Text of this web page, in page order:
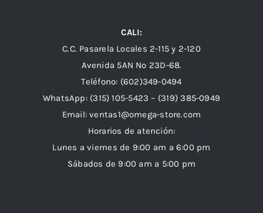
CALI:
C.C. Pasarela Locales 2-115 y 2-120
Avenida 5AN Nº 23D-68.
Teléfono: (602)349-0494
WhatsApp: (315) 105-5423 – (319) 385-0949
Email:ventas1@omega-store.com
Horarios de atención:
Lunes a viernes de 9:00 am a 6:00 pm
Sábados de 9:00 am a 5:00 pm